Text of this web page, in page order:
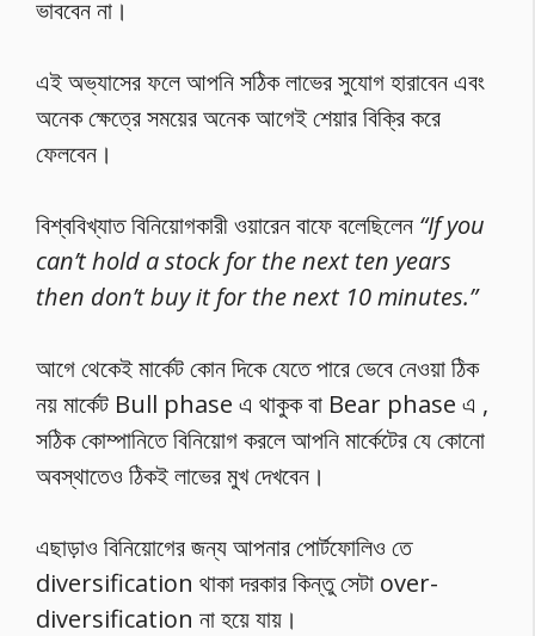
ভাববেন না।
এই অভ্যাসের ফলে আপনি সঠিক লাভের সুযোগ হারাবেন এবং
অনেক ক্ষেত্রে সময়ের অনেক আগেই শেয়ার বিক্রি করে
ফেলবেন।
বিশ্ববিখ্যাত বিনিয়োগকারী ওয়ারেন বাফে বলেছিলেন “If you
can’t hold a stock for the next ten years
then don’t buy it for the next 10 minutes.”
আগে থেকেই মার্কেট কোন দিকে যেতে পারে ভেবে নেওয়া ঠিক
নয় মার্কেট Bull phase এ থাকুক বা Bear phase এ ,
সঠিক কোম্পানিতে বিনিয়োগ করলে আপনি মার্কেটের যে কোনো
অবস্থাতেও ঠিকই লাভের মুখ দেখবেন।
এছাড়াও বিনিয়োগের জন্য আপনার পোর্টফোলিও তে
diversification থাকা দরকার কিন্তু সেটা over-
diversification না হয়ে যায়।